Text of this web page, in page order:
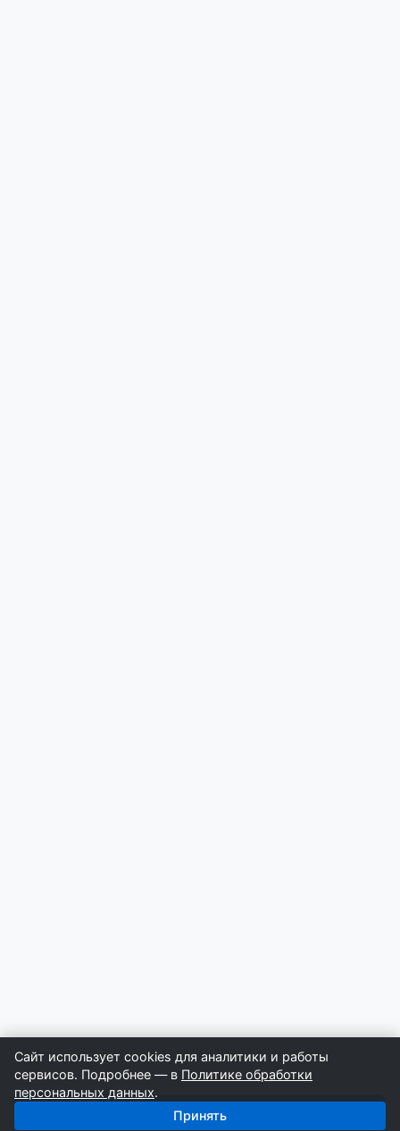
Получить базу: Кирпич — 3 104 поставщиков
Сайт использует cookies для аналитики и работы
сервисов. Подробнее — в Политике обработки
персональных данных.
Принять